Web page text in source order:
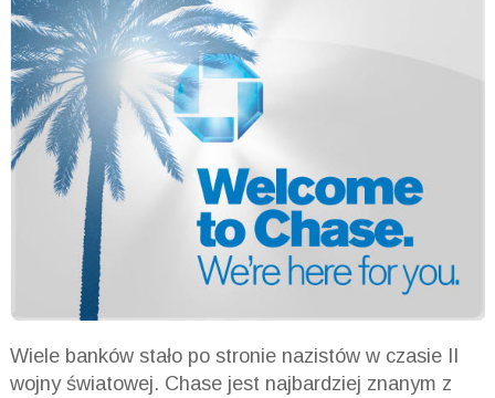
Wiele banków stało po stronie nazistów w czasie II
wojny światowej. Chase jest najbardziej znanym z